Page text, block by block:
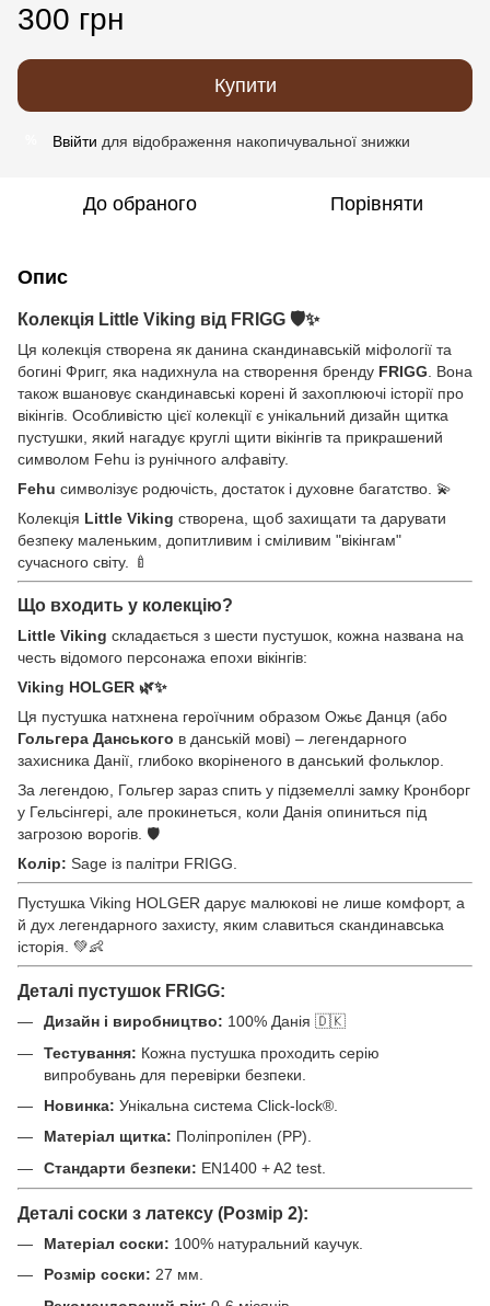
300 грн
Купити
Ввійти для відображення накопичувальної знижки
До обраного Порівняти
Опис
Колекція Little Viking від FRIGG 🛡️✨
Ця колекція створена як данина скандинавській міфології та
богині Фригг, яка надихнула на створення бренду FRIGG . Вона
також вшановує скандинавські корені й захоплюючі історії про
вікінгів. Особливістю цієї колекції є унікальний дизайн щитка
пустушки, який нагадує круглі щити вікінгів та прикрашений
символом Fehu із рунічного алфавіту.
Fehu символізує родючість, достаток і духовне багатство. 💫
Колекція Little Viking створена, щоб захищати та дарувати
безпеку маленьким, допитливим і сміливим "вікінгам"
сучасного світу. 🍼
Що входить у колекцію?
Little Viking складається з шести пустушок, кожна названа на
честь відомого персонажа епохи вікінгів:
Viking HOLGER 🌿✨
Ця пустушка натхнена героїчним образом Ожьє Данця (або
Гольгера Данського в данській мові) – легендарного
захисника Данії, глибоко вкоріненого в данський фольклор.
За легендою, Гольгер зараз спить у підземеллі замку Кронборг
у Гельсінгері, але прокинеться, коли Данія опиниться під
загрозою ворогів. 🛡️
Колір: Sage із палітри FRIGG.
Пустушка Viking HOLGER дарує малюкові не лише комфорт, а
й дух легендарного захисту, яким славиться скандинавська
історія. 💚👶
Деталі пустушок FRIGG:
Дизайн і виробництво: 100% Данія 🇩🇰
Тестування: Кожна пустушка проходить серію
випробувань для перевірки безпеки.
Новинка: Унікальна система Click-lock®.
Матеріал щитка: Поліпропілен (PP).
Стандарти безпеки: EN1400 + A2 test.
Деталі соски з латексу (Розмір 2):
Матеріал соски: 100% натуральний каучук.
Розмір соски: 27 мм.